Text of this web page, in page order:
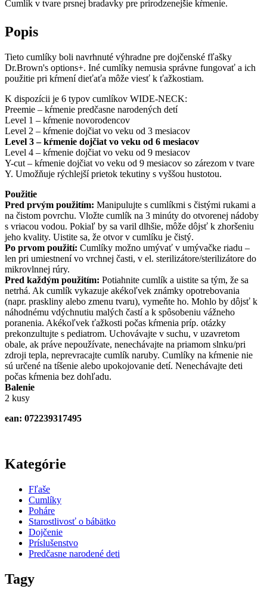
Cumlík v tvare prsnej bradavky pre prirodzenejšie kŕmenie.
Popis
Tieto cumlíky boli navrhnuté výhradne pre dojčenské fľašky
Dr.Brown's options+. Iné cumlíky nemusia správne fungovať a ich
použitie pri kŕmení dieťaťa môže viesť k ťažkostiam.
K dispozícii je 6 typov cumlíkov WIDE-NECK:
Preemie – kŕmenie predčasne narodených detí
Level 1 – kŕmenie novorodencov
Level 2 – kŕmenie dojčiat vo veku od 3 mesiacov
Level 3 – kŕmenie dojčiat vo veku od 6 mesiacov
Level 4 – kŕmenie dojčiat vo veku od 9 mesiacov
Y-cut – kŕmenie dojčiat vo veku od 9 mesiacov so zárezom v tvare
Y. Umožňuje rýchlejší prietok tekutiny s vyššou hustotou.
Použitie
Pred prvým použitím: Manipulujte s cumlíkmi s čistými rukami a
na čistom povrchu. Vložte cumlík na 3 minúty do otvorenej nádoby
s vriacou vodou. Pokiaľ by sa varil dlhšie, môže dôjsť k zhoršeniu
jeho kvality. Uistite sa, že otvor v cumlíku je čistý.
Po prvom použití: Cumlíky možno umývať v umývačke riadu –
len pri umiestnení vo vrchnej časti, v el. sterilizátore/sterilizátore do
mikrovlnnej rúry.
Pred každým použitím: Potiahnite cumlík a uistite sa tým, že sa
netrhá. Ak cumlík vykazuje akékoľvek známky opotrebovania
(napr. praskliny alebo zmenu tvaru), vymeňte ho. Mohlo by dôjsť k
náhodnému vdýchnutiu malých častí a k spôsobeniu vážneho
poranenia. Akékoľvek ťažkosti počas kŕmenia príp. otázky
prekonzultujte s pediatrom. Uchovávajte v suchu, v uzavretom
obale, ak práve nepoužívate, nenechávajte na priamom slnku/pri
zdroji tepla, neprevracajte cumlík naruby. Cumlíky na kŕmenie nie
sú určené na tíšenie alebo upokojovanie detí. Nenechávajte deti
počas kŕmenia bez dohľadu.
Balenie
2 kusy
ean: 072239317495
Kategórie
Fľaše
Cumlíky
Poháre
Starostlivosť o bábätko
Dojčenie
Príslušenstvo
Predčasne narodené deti
Tagy